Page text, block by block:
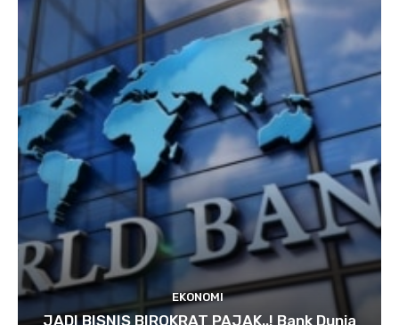
EKONOMI
JADI BISNIS BIROKRAT PAJAK..! Bank Dunia